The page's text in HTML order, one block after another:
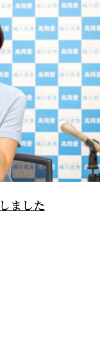
ました